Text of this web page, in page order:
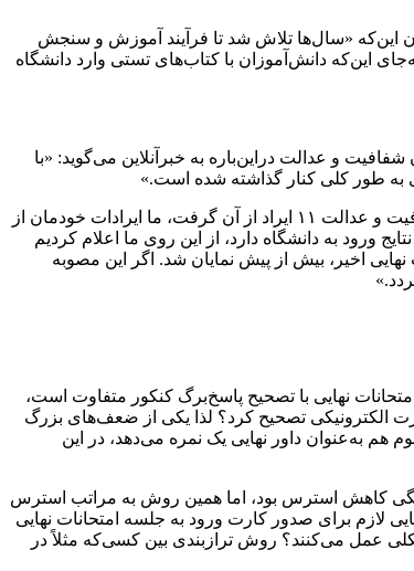
این‌که «سال‌ها تلاش شد تا فرآیند آموزش و سنجش
این‌که دانش‌آموزان با کتاب‌های تستی وارد دانشگاه
و عدالت دراین‌باره به خبرآنلاین می‌گوید: «با
طور کلی کنار گذاشته شده است.»
او با انتقاد از روش جدید سنجش و پذیرش دانش آموزان در دانشگاه‌ها بیان می‌کند: «پیرامون مصوبه کنکوری شورای عالی انقلاب فرهنگی دیده‌بان شفافیت و عدالت ۱۱ ایراد از آن گرفت، ما ایرادات خودمان از
ورود به دانشگاه دارد، از این روی ما اعلام کردیم
اخیر، بیش از پیش نمایان شد. اگر این مصوبه
نهایی با تصحیح پاسخ‌برگ کنکور متفاوت است،
الکترونیکی تصحیح کرد؟ لذا یکی از ضعف‌های بزرگ
پاسخ دانش‌آموزی مستحق نمره ۱۸ است اما از نظر یک معلم دیگر پاسخ همان دانش‌آموز مستحق نمره ۱۶، معلم سوم هم به‌عنوان داور نهایی یک نمره می‌دهد، در این
شورای عالی انقلاب فرهنگی کاهش استرس بود، اما همین روش به مراتب استرس
لازم برای صدور کارت ورود به جلسه امتحانات نهایی
عمل می‌کنند؟ روش ترازبندی بین کسی‌که مثلاً در